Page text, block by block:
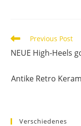
Previous Post
NEUE High-Heels
Antike Retro
Verschiedenes